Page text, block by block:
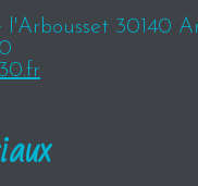
30140